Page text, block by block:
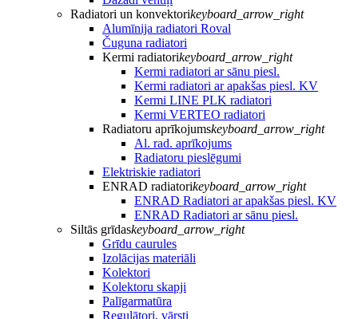
Radiatori un konvektorikeyboard_arrow_right
Alumīnija radiatori Roval
Čuguna radiatori
Kermi radiatorikeyboard_arrow_right
Kermi radiatori ar sānu piesl.
Kermi radiatori ar apakšas piesl. KV
Kermi LINE PLK radiatori
Kermi VERTEO radiatori
Radiatoru aprīkojumskeyboard_arrow_right
Al. rad. aprīkojums
Radiatoru pieslēgumi
Elektriskie radiatori
ENRAD radiatorikeyboard_arrow_right
ENRAD Radiatori ar apakšas piesl. KV
ENRAD Radiatori ar sānu piesl.
Siltās grīdaskeyboard_arrow_right
Grīdu caurules
Izolācijas materiāli
Kolektori
Kolektoru skapji
Palīgarmatūra
Regulātori, vārsti